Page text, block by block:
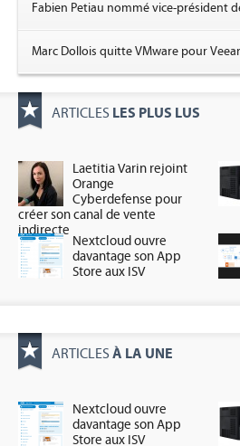
Fabien Petiau nommé vice-président
Marc Dollois quitte VMware pour
ARTICLES LES PLUS LUS
Laetitia Varin rejoint
Orange
Cyberdefense pour
créer son canal de vente
indirecte
Nextcloud ouvre
davantage son App
Store aux ISV
ARTICLES À LA UNE
Nextcloud ouvre
davantage son App
Store aux ISV